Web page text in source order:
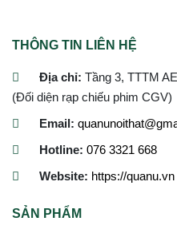
THÔNG TIN LIÊN HỆ
Địa chỉ: Tầng 3, TTTM
(Đối diện rạp chiếu phim CGV)
Email:
Hotline: 076 3321 668
Website: https://quanu.vn
SẢN PHẨM